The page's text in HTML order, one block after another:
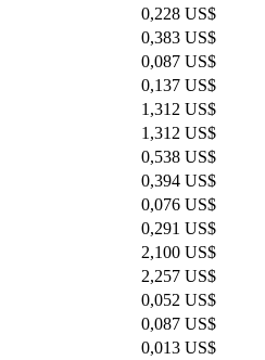
0,228 US$
0,383 US$
0,087 US$
0,137 US$
1,312 US$
1,312 US$
0,538 US$
0,394 US$
0,076 US$
0,291 US$
2,100 US$
2,257 US$
0,052 US$
0,087 US$
0,013 US$